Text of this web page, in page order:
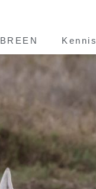
BREEN Kennis